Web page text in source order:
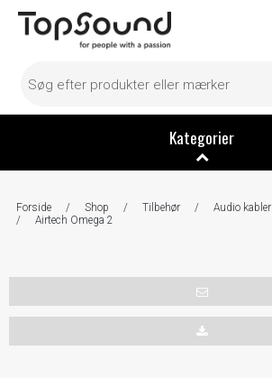
Kategorier
Forside / Shop / Tilbehør /
Audio kabler
/
Airtech Omega 2